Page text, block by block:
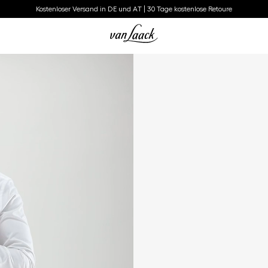
Kostenloser Versand in DE und AT | 30 Tage kostenlose Retoure